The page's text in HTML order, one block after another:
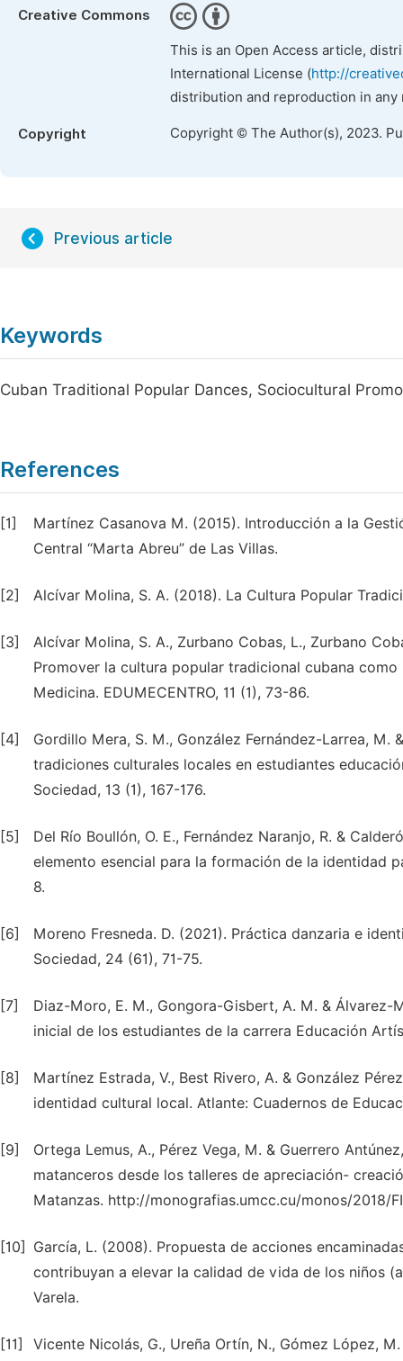
Creative Commons
This is an Open Access article,
International License (http://
distribution and reproduction in
Copyright Copyright © The Author(s), 2023.
Previous article
Keywords
Cuban Traditional Popular Dances, Sociocultural
References
[1]
Martínez Casanova M. (2015). Introducción a la
Central “Marta Abreu” de Las Villas.
[2] Alcívar Molina, S. A. (2018). La Cultura Popular
[3]
Alcívar Molina, S. A., Zurbano Cobas, L., Zurbano
Promover la cultura popular tradicional cubana
Medicina. EDUMECENTRO, 11 (1), 73-86.
[4]
Gordillo Mera, S. M., González Fernández-Larrea,
tradiciones culturales locales en estudiantes
Sociedad, 13 (1), 167-176.
[5]
Del Río Boullón, O. E., Fernández Naranjo, R. &
elemento esencial para la formación de la identidad
8.
[6]
Moreno Fresneda. D. (2021). Práctica danzaria e
Sociedad, 24 (61), 71-75.
[7]
Diaz-Moro, E. M., Gongora-Gisbert, A. M. &
inicial de los estudiantes de la carrera Educación
[8]
Martínez Estrada, V., Best Rivero, A. & González
identidad cultural local. Atlante: Cuadernos de
[9]
Ortega Lemus, A., Pérez Vega, M. & Guerrero
matanceros desde los talleres de apreciación-
Matanzas. http://monografias.umcc.cu/monos/2018/
[10]
García, L. (2008). Propuesta de acciones
contribuyan a elevar la calidad de vida de los niños
Varela.
[11]
Vicente Nicolás, G., Ureña Ortín, N., Gómez López,